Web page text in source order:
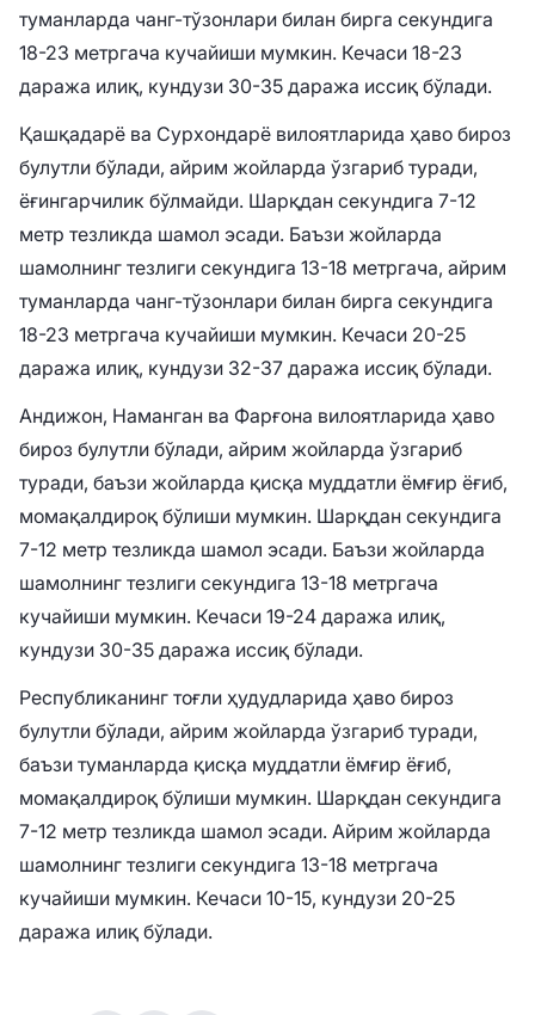
туманларда чанг-тўзонлари билан бирга секундига
18-23 метргача кучайиши мумкин. Кечаси 18-23
даража илиқ, кундузи 30-35 даража иссиқ бўлади.
Қашқадарё ва Сурхондарё вилоятларида ҳаво бироз
булутли бўлади, айрим жойларда ўзгариб туради,
ёғингарчилик бўлмайди. Шарқдан секундига 7-12
метр тезликда шамол эсади. Баъзи жойларда
шамолнинг тезлиги секундига 13-18 метргача, айрим
туманларда чанг-тўзонлари билан бирга секундига
18-23 метргача кучайиши мумкин. Кечаси 20-25
даража илиқ, кундузи 32-37 даража иссиқ бўлади.
Андижон, Наманган ва Фарғона вилоятларида ҳаво
бироз булутли бўлади, айрим жойларда ўзгариб
туради, баъзи жойларда қисқа муддатли ёмғир ёғиб,
момақалдироқ бўлиши мумкин. Шарқдан секундига
7-12 метр тезликда шамол эсади. Баъзи жойларда
шамолнинг тезлиги секундига 13-18 метргача
кучайиши мумкин. Кечаси 19-24 даража илиқ,
кундузи 30-35 даража иссиқ бўлади.
Республиканинг тоғли ҳудудларида ҳаво бироз
булутли бўлади, айрим жойларда ўзгариб туради,
баъзи туманларда қисқа муддатли ёмғир ёғиб,
момақалдироқ бўлиши мумкин. Шарқдан секундига
7-12 метр тезликда шамол эсади. Айрим жойларда
шамолнинг тезлиги секундига 13-18 метргача
кучайиши мумкин. Кечаси 10-15, кундузи 20-25
даража илиқ бўлади.